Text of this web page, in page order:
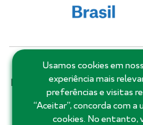
Matriz: Salvador - Bahia -
Distrito Federal, Goiás,
Rio de Janeiro, Rio
Catarina, São
Usamos cookies em
experiência mais
preferências e visitas
“Aceitar”, concorda com
cookies. No entanto,